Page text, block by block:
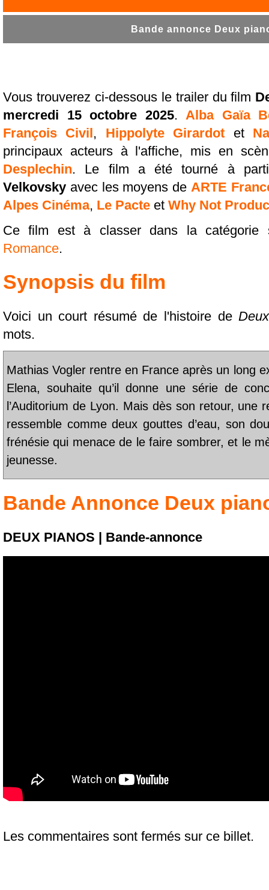
Bande annonce Deux
Vous trouverez ci-dessous le trailer du film
mercredi 15 octobre 2025. Alba Gaïa
François Civil , Hippolyte Girardot et
principaux acteurs à l'affiche, mis en
Desplechin. Le film a été tourné à
Velkovsky avec les moyens de ARTE
Alpes Cinéma, Le Pacte et Why Not
Ce film est à classer dans la
Romance.
Synopsis du film
Voici un court résumé de l'histoire de
mots.
Mathias Vogler rentre en France après un long
Elena, souhaite qu’il donne une série de
l’Auditorium de Lyon. Mais dès son retour, une
ressemble comme deux gouttes d’eau, son
frénésie qui menace de le faire sombrer, et le
jeunesse.
Bande Annonce Deux
DEUX PIANOS | Bande-annonce
Les commentaires sont fermés sur ce billet.